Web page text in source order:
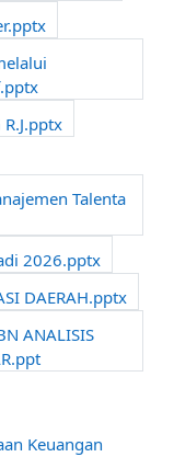
R.J.pptx
Talenta
2026.pptx
DAERAH.pptx
ANALISIS
Keuangan